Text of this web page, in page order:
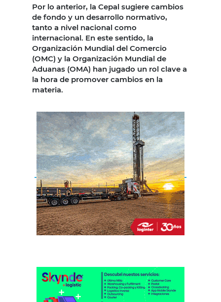
Por lo anterior, la Cepal sugiere cambios
de fondo y un desarrollo normativo,
tanto a nivel nacional como
internacional. En este sentido, la
Organización Mundial del Comercio
(OMC) y la Organización Mundial de
Aduanas (OMA) han jugado un rol clave a
la hora de promover cambios en la
materia.